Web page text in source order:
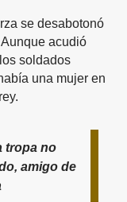
se desabotonó
acudió
soldados
una mujer en
tropa no
amigo de